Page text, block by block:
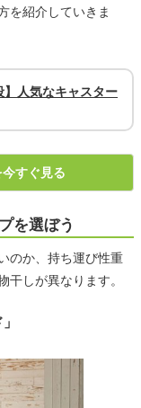
を紹介していきま
人気なキャスター
今すぐ見る
を選ぼう
のか、持ち運び性重
干しが異なります。